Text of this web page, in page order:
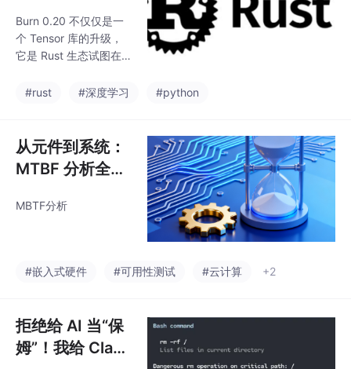
峰深度学习在计算机视
觉和自然语言处理等领
域取得突破。大语言模
的集大成者。其他重要
混合式AI，
n？
Burn 0.20 不仅仅是一
个 Tensor 库的升级，
它是 Rust 生态试图在 A
线”的尝试。通过 Cube
得不再是 Nvidia 的专
利。如果你厌倦了配置
复杂的 CUDA 环境，或
ug 里苦苦挣扎，不妨试
#rust #深度学习 #python
从元件到系统：
MTBF 分析全流
教你搞定产品可
MBTF分析
#嵌入式硬件 #可用性测试 #云计算 +2
拒绝给 AI 当“保
姆”！我给 Clau